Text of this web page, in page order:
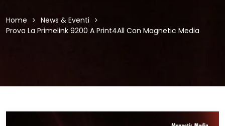
Home
News & Eventi
Prova La Primelink 9200 A Print4All Con Magnetic Media